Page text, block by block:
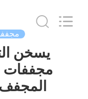
منتجات
Technology
Co.,Ltd.
يسخن
مجففات